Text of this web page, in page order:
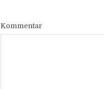
Kommentar